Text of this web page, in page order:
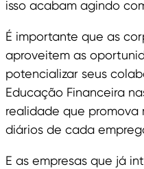
isso acabam agindo
É importante que as
aproveitem as
potencializar seus
Educação Financeira
realidade que promova
diários de cada
E as empresas que já